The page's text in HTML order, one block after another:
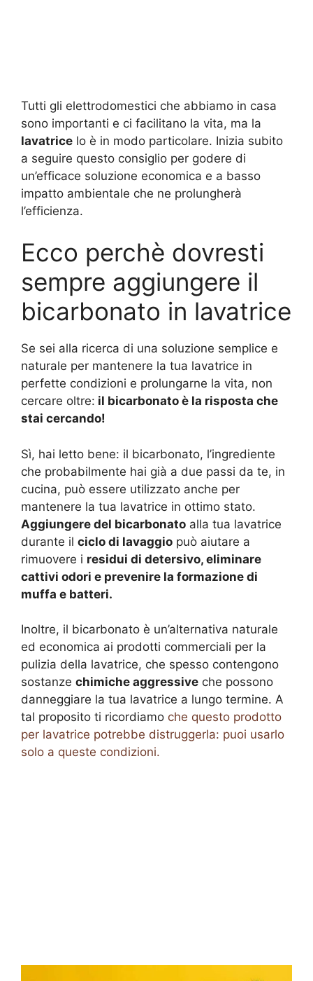
Tutti gli elettrodomestici che abbiamo in casa
sono importanti e ci facilitano la vita, ma la
lavatrice lo è in modo particolare. Inizia subito
a seguire questo consiglio per godere di
un’efficace soluzione economica e a basso
impatto ambientale che ne prolungherà
l’efficienza.
Ecco perchè dovresti
sempre aggiungere il
bicarbonato in lavatrice
Se sei alla ricerca di una soluzione semplice e
naturale per mantenere la tua lavatrice in
perfette condizioni e prolungarne la vita, non
cercare oltre: il bicarbonato è la risposta che
stai cercando!
Sì, hai letto bene: il bicarbonato, l’ingrediente
che probabilmente hai già a due passi da te, in
cucina, può essere utilizzato anche per
mantenere la tua lavatrice in ottimo stato.
Aggiungere del bicarbonato alla tua lavatrice
durante il ciclo di lavaggio può aiutare a
rimuovere i residui di detersivo, eliminare
cattivi odori e prevenire la formazione di
muffa e batteri.
Inoltre, il bicarbonato è un’alternativa naturale
ed economica ai prodotti commerciali per la
pulizia della lavatrice, che spesso contengono
sostanze chimiche aggressive che possono
danneggiare la tua lavatrice a lungo termine. A
tal proposito ti ricordiamo che questo prodotto
per lavatrice potrebbe distruggerla: puoi usarlo
solo a queste condizioni.